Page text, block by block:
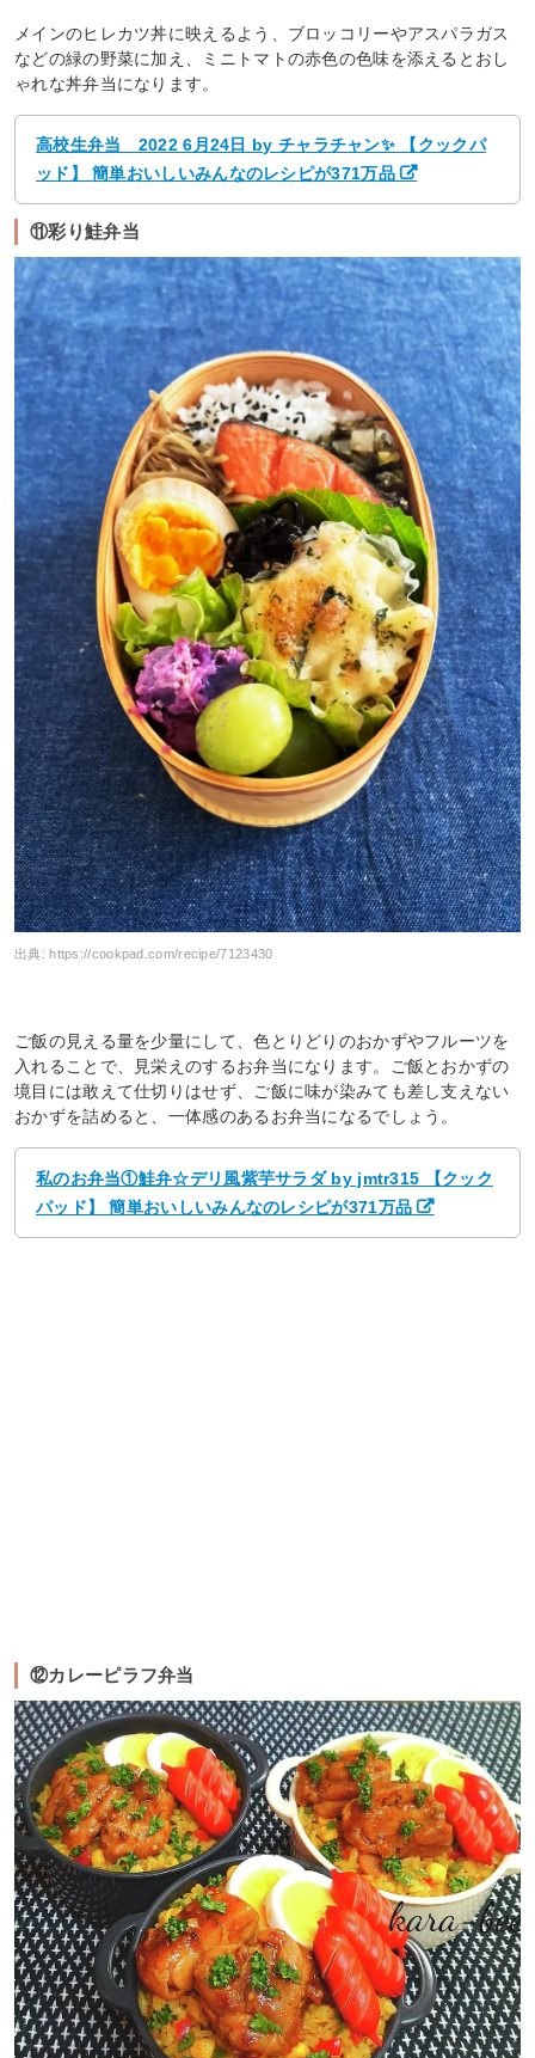
メインのヒレカツ丼に映えるよう、ブロッコリーやアスパラガス
などの緑の野菜に加え、ミニトマトの赤色の色味を添えるとおし
ゃれな丼弁当になります。
高校生弁当 2022 6月24日 by チャラチャン✨ 【クックパ
ッド】 簡単おいしいみんなのレシピが371万品
⑪彩り鮭弁当
出典: https://cookpad.com/recipe/7123430
ご飯の見える量を少量にして、色とりどりのおかずやフルーツを
入れることで、見栄えのするお弁当になります。ご飯とおかずの
境目には敢えて仕切りはせず、ご飯に味が染みても差し支えない
おかずを詰めると、一体感のあるお弁当になるでしょう。
私のお弁当①鮭弁☆デリ風紫芋サラダ by jmtr315 【クック
パッド】 簡単おいしいみんなのレシピが371万品
⑫カレーピラフ弁当